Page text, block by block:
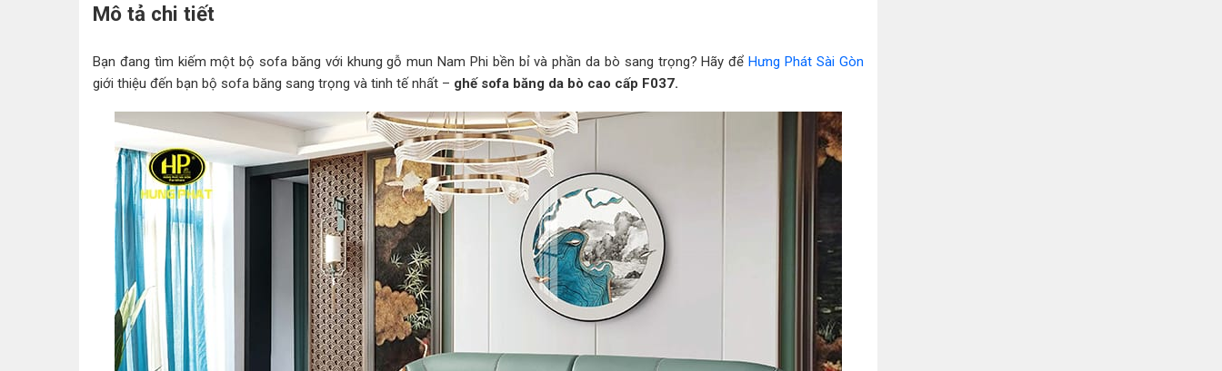
Mô tả chi tiết
Bạn đang tìm kiếm một bộ sofa băng với khung gỗ mun Nam Phi bền bỉ và phần da bò sang trọng? Hãy để Hưng Phát Sài Gòn
giới thiệu đến bạn bộ sofa băng sang trọng và tinh tế nhất – ghế sofa băng da bò cao cấp F037.